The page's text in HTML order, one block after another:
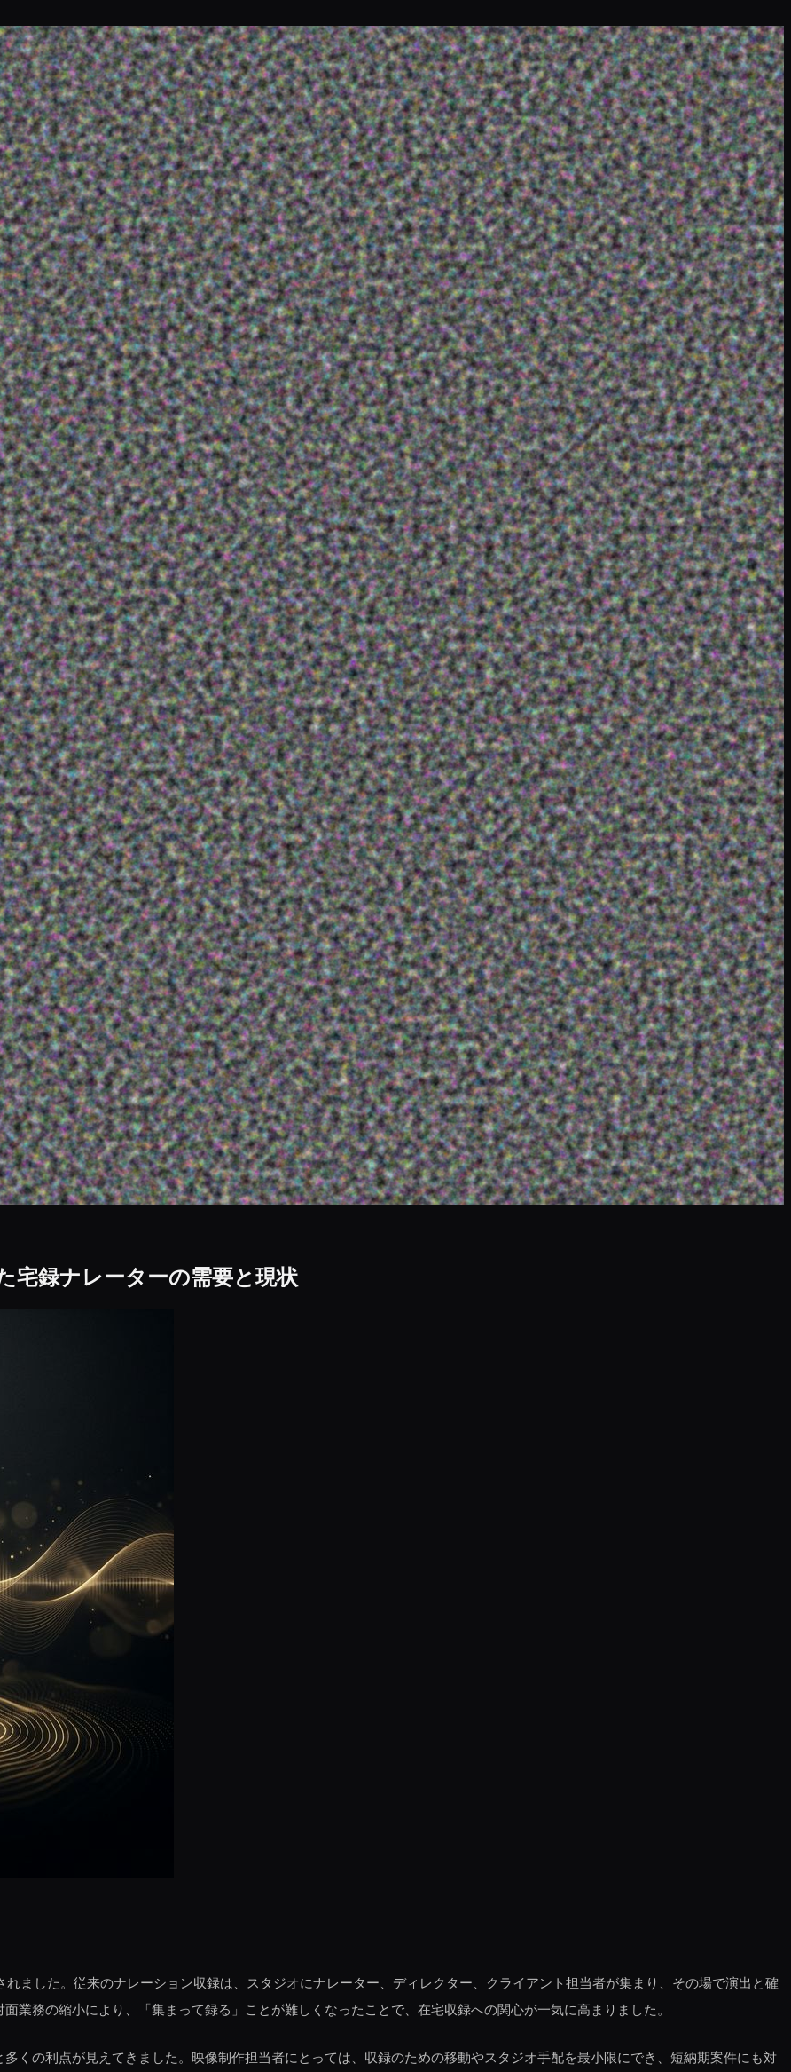
宅録ナレーターの需要と現状
ました。従来のナレーション収録は、スタジオにナレーター、ディレクター、クライアント担当者が集まり、その場で演出と確
業務の縮小により、「集まって録る」ことが難しくなったことで、在宅収録への関心が一気に高まりました。
くの利点が見えてきました。映像制作担当者にとっては、収録のための移動やスタジオ手配を最小限にでき、短納期案件にも対